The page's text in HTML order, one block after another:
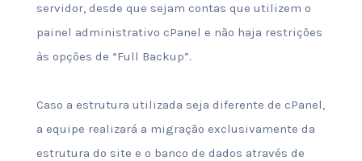
servidor, desde que sejam contas que utilizem o
painel administrativo cPanel e não haja restrições
às opções de “Full Backup”.
Caso a estrutura utilizada seja diferente de cPanel,
a equipe realizará a migração exclusivamente da
estrutura do site e o banco de dados através de